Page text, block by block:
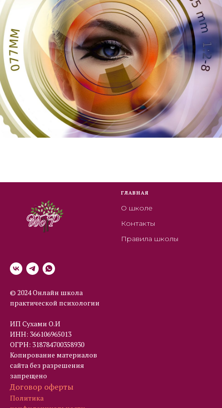
© 2024 Онлайн школа
практической психологии
ИП Сухами О.И
ИНН: 366106965013
ОГРН: 318784700358930
Копирование материалов
сайта без разрешения
запрещено
Договор оферты
Политика
ГЛАВНАЯ
О школе
Контакты
Правила школы